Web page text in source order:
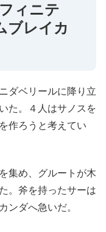
ィニテ
ブレイカ
ダベリールに降り立
た。４人はサノスを
作ろうと考えてい
集め、グルートが木
。斧を持ったサーは
ンダへ急いだ。